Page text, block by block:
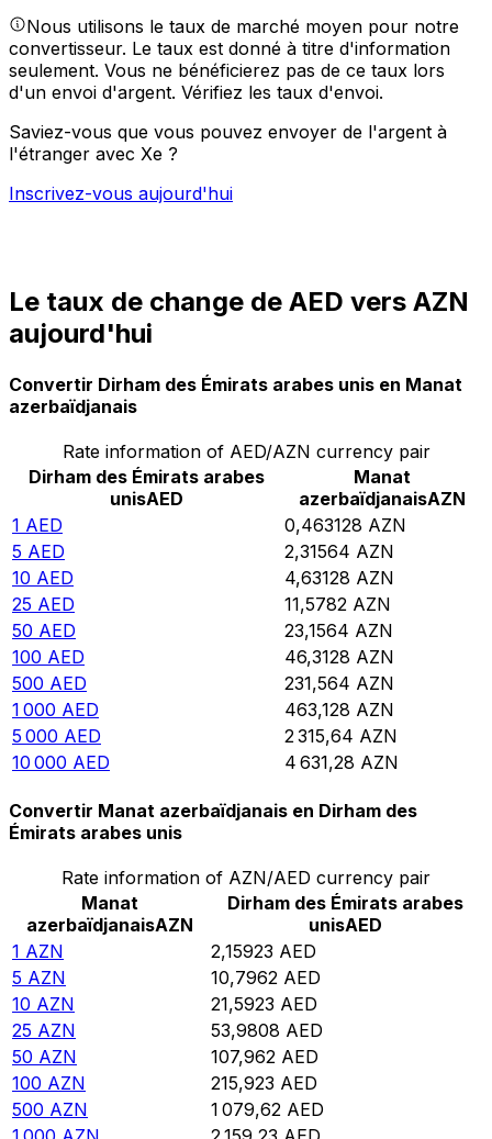
Nous utilisons le taux de marché moyen pour notre
convertisseur. Le taux est donné à titre d'information
seulement. Vous ne bénéficierez pas de ce taux lors
d'un envoi d'argent. Vérifiez les taux d'envoi.
Saviez-vous que vous pouvez envoyer de l'argent à
l'étranger avec Xe ?
Inscrivez-vous aujourd'hui
Le taux de change de AED vers AZN
aujourd'hui
Convertir Dirham des Émirats arabes unis en Manat
azerbaïdjanais
Rate information of AED/AZN currency pair
Dirham des Émirats arabes
unisAED
Manat
azerbaïdjanaisAZN
1 AED 0,463128 AZN
5 AED 2,31564 AZN
10 AED 4,63128 AZN
25 AED 11,5782 AZN
50 AED 23,1564 AZN
100 AED 46,3128 AZN
500 AED 231,564 AZN
1 000 AED 463,128 AZN
5 000 AED 2 315,64 AZN
10 000 AED 4 631,28 AZN
Convertir Manat azerbaïdjanais en Dirham des
Émirats arabes unis
Rate information of AZN/AED currency pair
Manat
azerbaïdjanaisAZN
Dirham des Émirats arabes
unisAED
1 AZN 2,15923 AED
5 AZN 10,7962 AED
10 AZN 21,5923 AED
25 AZN 53,9808 AED
50 AZN 107,962 AED
100 AZN 215,923 AED
500 AZN 1 079,62 AED